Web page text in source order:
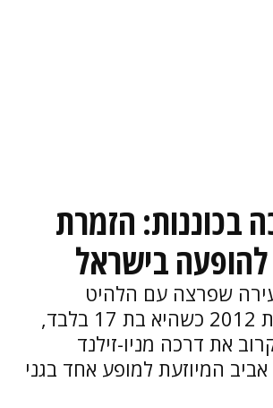
בכוננות: הזמרת
להופעה בישראל
שפרצה עם הלהיט
"Royals" בשנת 2012 כשהיא בת 17 בלבד,
את דרכה מניו-זילנד
המיוזעת למופע אחד בגני